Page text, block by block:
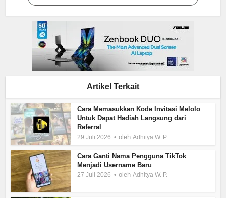
Artikel Terkait
Cara Memasukkan Kode Invitasi Melolo
Untuk Dapat Hadiah Langsung dari
Referral
29 Juli 2026 olehAdhitya W. P.
Cara Ganti Nama Pengguna TikTok
Menjadi Username Baru
27 Juli 2026 olehAdhitya W. P.